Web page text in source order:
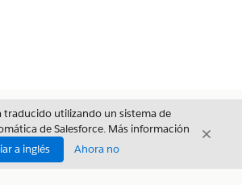
traducido utilizando un sistema de
de Salesforce. Más información
a inglés Ahora no
Cerrar